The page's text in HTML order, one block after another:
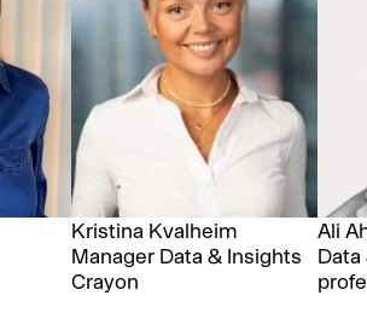
Kristina Kvalheim
Manager Data & Insights
Crayon
Ali
Data